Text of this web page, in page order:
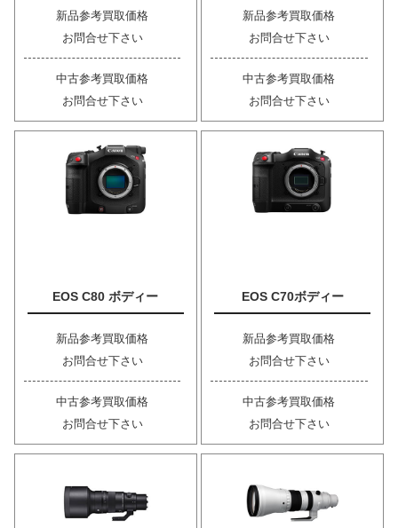
新品参考買取価格
お問合せ下さい
中古参考買取価格
お問合せ下さい
新品参考買取価格
お問合せ下さい
中古参考買取価格
お問合せ下さい
EOS C80 ボディー
新品参考買取価格
お問合せ下さい
中古参考買取価格
お問合せ下さい
EOS C70ボディー
新品参考買取価格
お問合せ下さい
中古参考買取価格
お問合せ下さい